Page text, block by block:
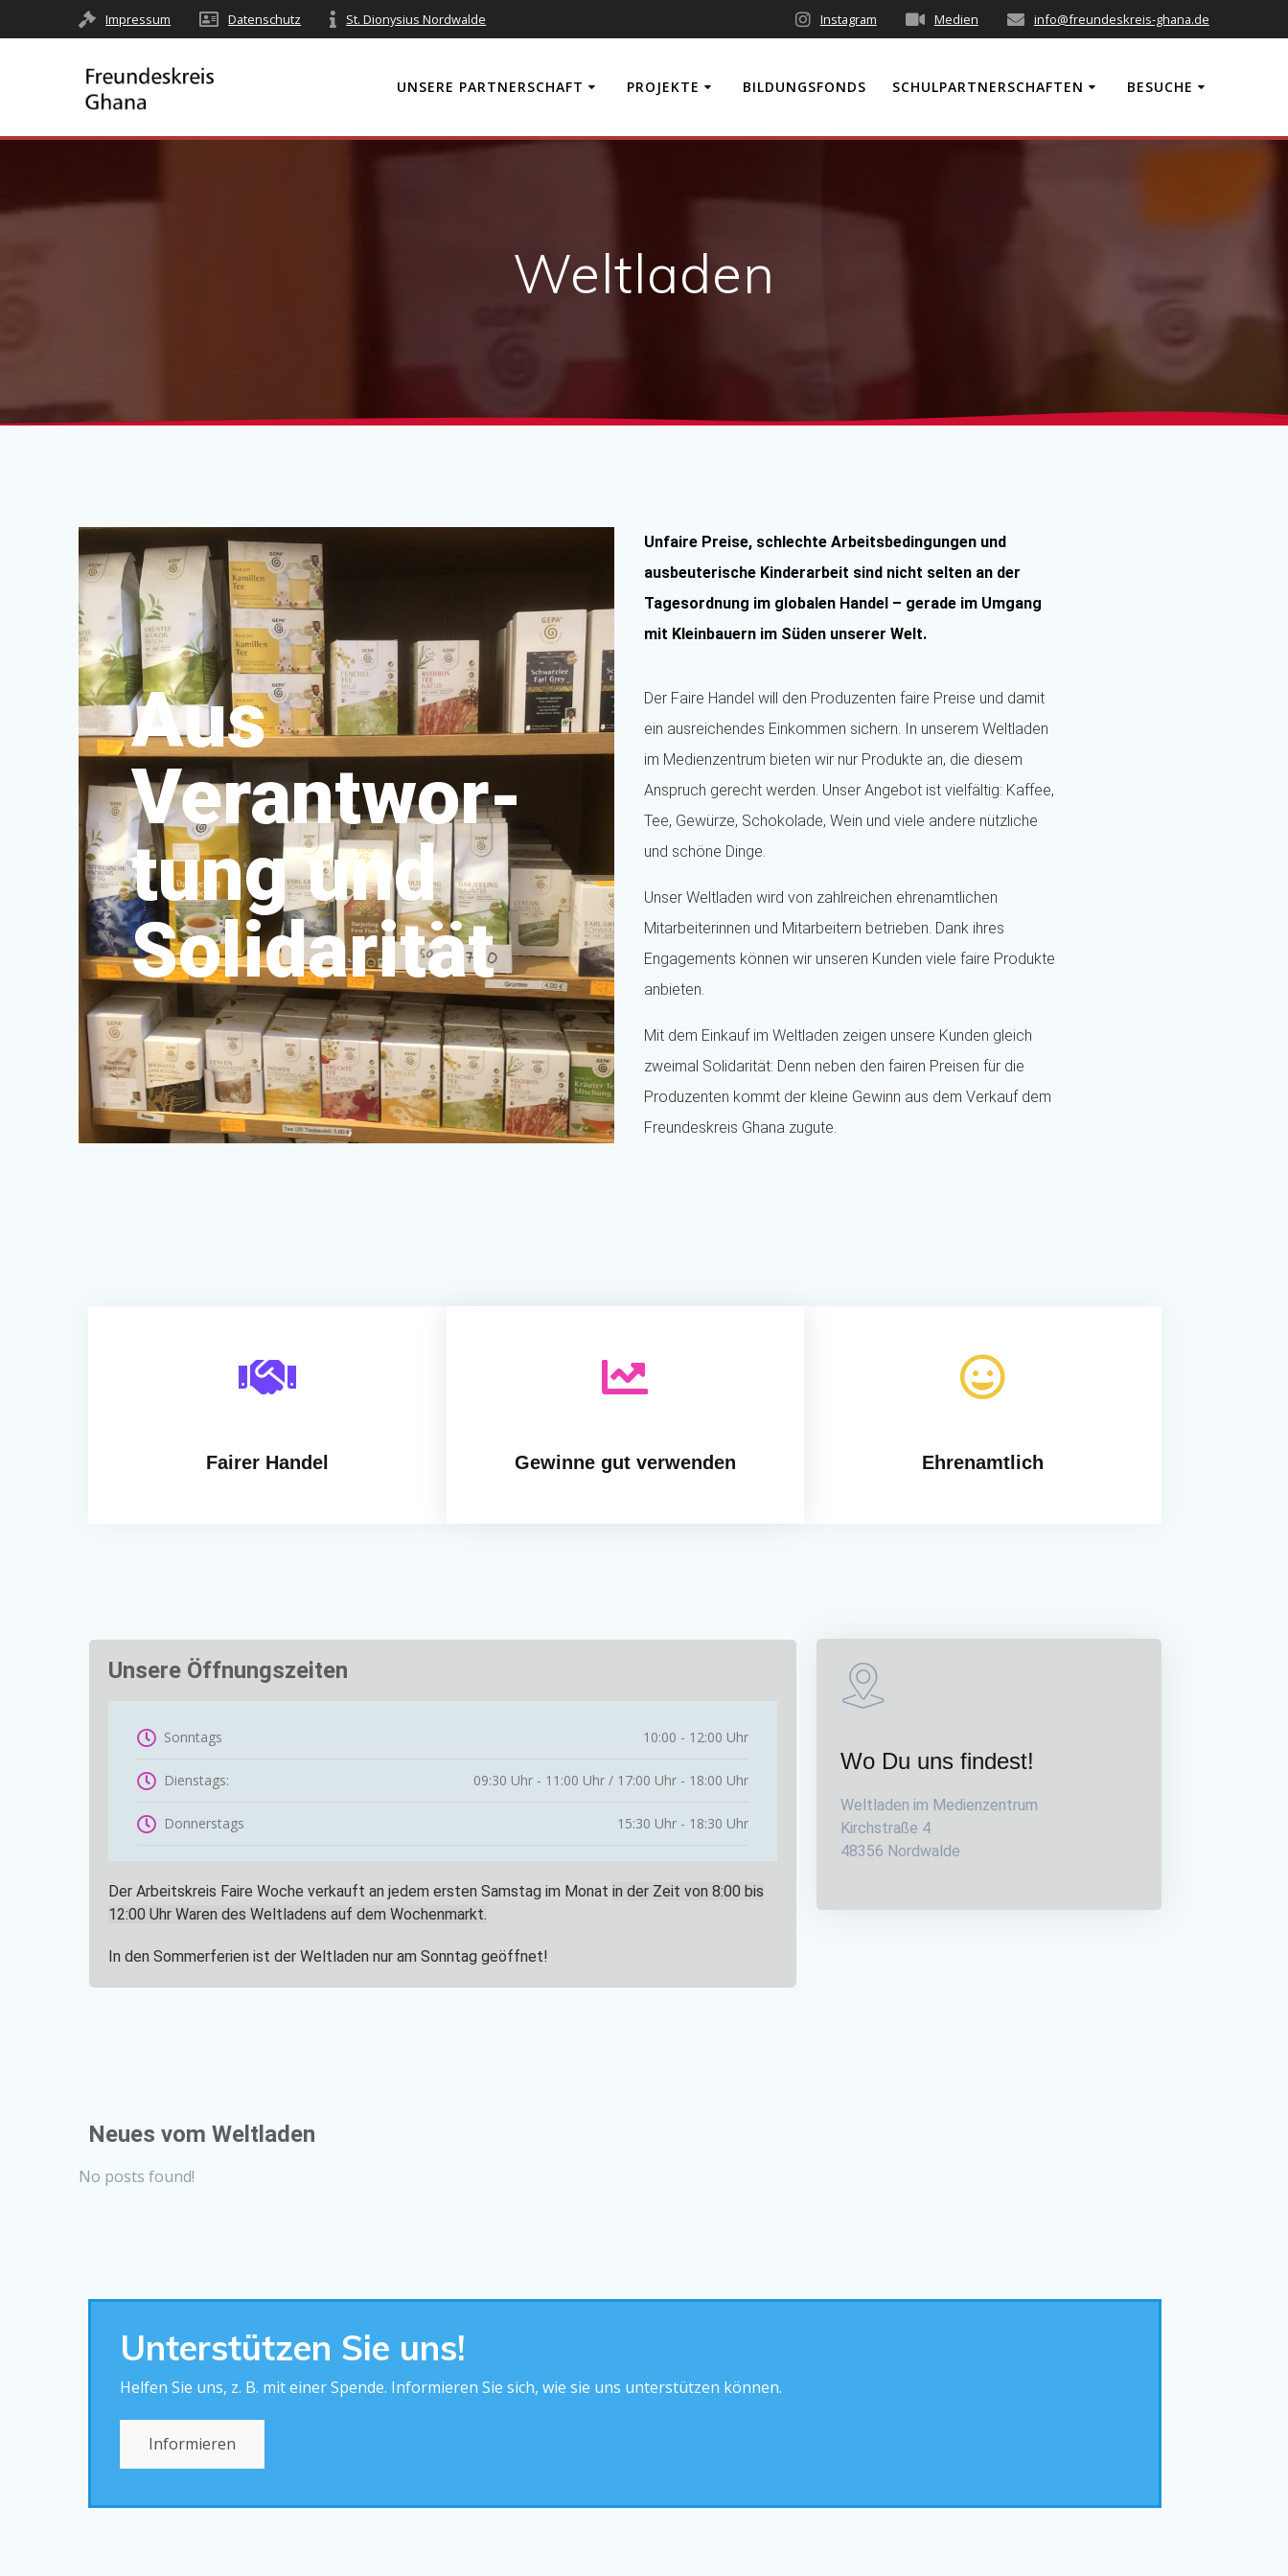
Impressum Datenschutz St. Dionysius Nordwalde Instagram Medien info@freundeskreis-ghana.de
UNSERE PARTNERSCHAFT PROJEKTE BILDUNGSFONDS SCHULPARTNERSCHAFTEN BESUCHE
Weltladen
Aus
Verantwor-
tung und
Solidarität
Unfaire Preise, schlechte Arbeitsbedingungen und
ausbeuterische Kinderarbeit sind nicht selten an der
Tagesordnung im globalen Handel – gerade im Umgang
mit Kleinbauern im Süden unserer Welt.
Der Faire Handel will den Produzenten faire Preise und damit
ein ausreichendes Einkommen sichern. In unserem Weltladen
im Medienzentrum bieten wir nur Produkte an, die diesem
Anspruch gerecht werden. Unser Angebot ist vielfältig: Kaffee,
Tee, Gewürze, Schokolade, Wein und viele andere nützliche
und schöne Dinge.
Unser Weltladen wird von zahlreichen ehrenamtlichen
Mitarbeiterinnen und Mitarbeitern betrieben. Dank ihres
Engagements können wir unseren Kunden viele faire Produkte
anbieten.
Mit dem Einkauf im Weltladen zeigen unsere Kunden gleich
zweimal Solidarität: Denn neben den fairen Preisen für die
Produzenten kommt der kleine Gewinn aus dem Verkauf dem
Freundeskreis Ghana zugute.
Fairer Handel Gewinne gut verwenden Ehrenamtlich
Unsere Öffnungszeiten
Sonntags 10:00 - 12:00 Uhr
Dienstags: 09:30 Uhr - 11:00 Uhr / 17:00 Uhr - 18:00 Uhr
Donnerstags 15:30 Uhr - 18:30 Uhr
Der Arbeitskreis Faire Woche verkauft an jedem ersten Samstag im Monatin der Zeit von 8:00 bis
12:00 Uhr Waren des Weltladens auf dem Wochenmarkt.
In den Sommerferien ist der Weltladen nur am Sonntag geöffnet!
Wo Du uns findest!
Weltladen im Medienzentrum
Kirchstraße 4
48356 Nordwalde
Neues vom Weltladen
No posts found!
Unterstützen Sie uns!
Helfen Sie uns, z. B. mit einer Spende. Informieren Sie sich, wie sie uns unterstützen können.
Informieren